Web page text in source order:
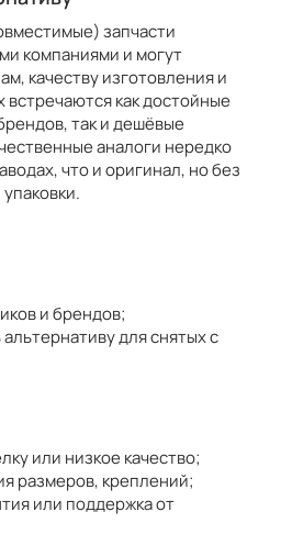
запчасти
компаниями и могут
качеству изготовления и
как достойные
так и дешёвые
аналоги нередко
что и оригинал, но без
и брендов;
для снятых с
или низкое качество;
размеров, креплений;
или поддержка от